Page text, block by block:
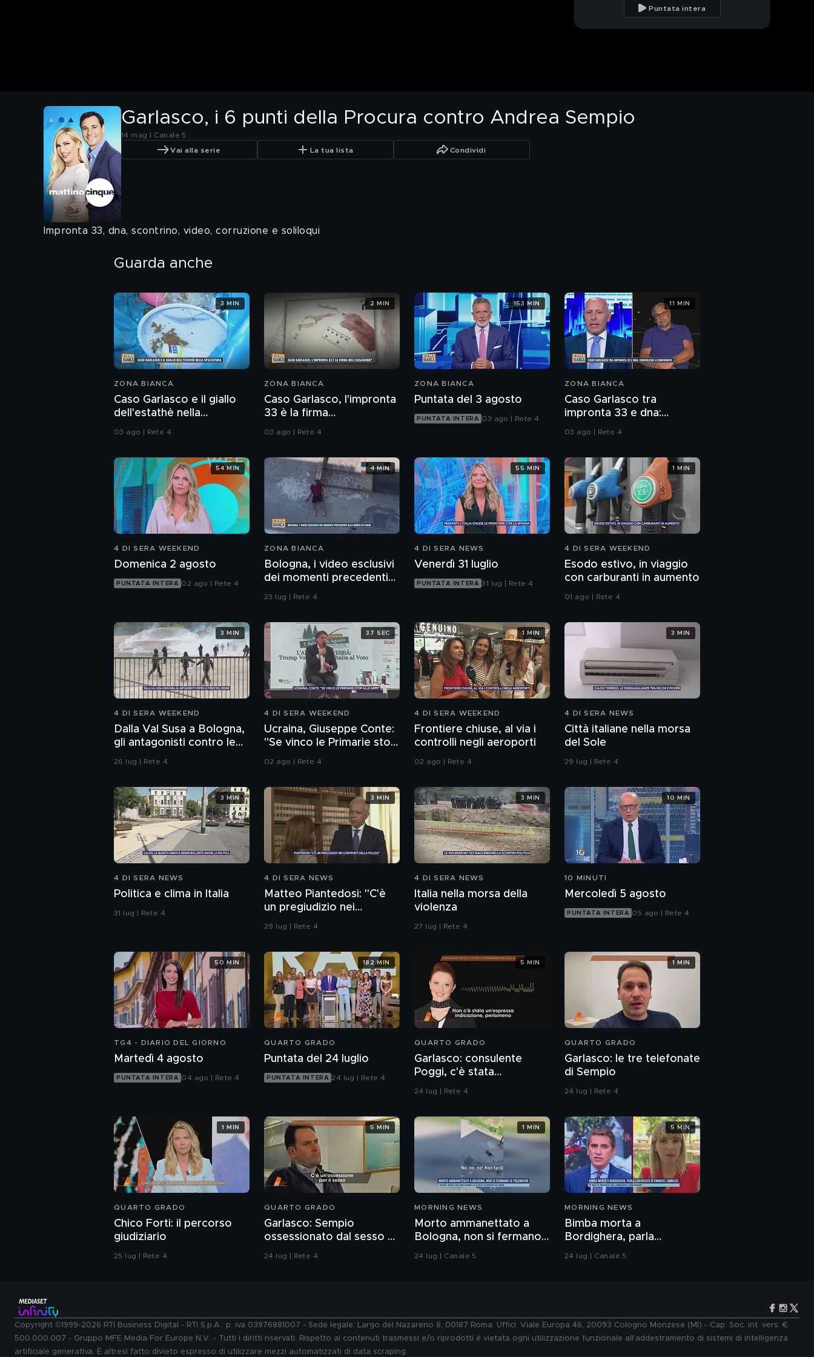
e tensioni
"Le guerre si perdono
sempre", il romanzo di
Andrea Ferrari
Puntata intera
Garlasco, i 6 punti della Procura contro Andrea Sempio
14 mag | Canale 5
Vai alla serie La tua lista Condividi
Impronta 33, dna, scontrino, video, corruzione e soliloqui
Guarda anche
ZONA BIANCA
Caso Garlasco e il giallo
dell'estathè nella
spazzatura
03 ago | Rete 4
3 MIN
ZONA BIANCA
Caso Garlasco, l'impronta
33 è la firma
dell'assassino?
03 ago | Rete 4
2 MIN
ZONA BIANCA
Puntata del 3 agosto
PUNTATA INTERA 03 ago | Rete 4
153 MIN
ZONA BIANCA
Caso Garlasco tra
impronta 33 e dna:
consulenze a confronto
03 ago | Rete 4
11 MIN
4 DI SERA WEEKEND
Domenica 2 agosto
PUNTATA INTERA 02 ago | Rete 4
54 MIN
ZONA BIANCA
Bologna, i video esclusivi
dei momenti precedenti
alla morte di Fakir
23 lug | Rete 4
4 MIN
4 DI SERA NEWS
Venerdì 31 luglio
PUNTATA INTERA 31 lug | Rete 4
55 MIN
4 DI SERA WEEKEND
Esodo estivo, in viaggio
con carburanti in aumento
01 ago | Rete 4
1 MIN
4 DI SERA WEEKEND
Dalla Val Susa a Bologna,
gli antagonisti contro le
forze dell'ordine
26 lug | Rete 4
3 MIN
4 DI SERA WEEKEND
Ucraina, Giuseppe Conte:
"Se vinco le Primarie stop
alle armi"
02 ago | Rete 4
37 SEC
4 DI SERA WEEKEND
Frontiere chiuse, al via i
controlli negli aeroporti
02 ago | Rete 4
1 MIN
4 DI SERA NEWS
Città italiane nella morsa
del Sole
29 lug | Rete 4
3 MIN
4 DI SERA NEWS
Politica e clima in Italia
31 lug | Rete 4
3 MIN
4 DI SERA NEWS
Matteo Piantedosi: "C'è
un pregiudizio nei
confronti della polizia"
29 lug | Rete 4
3 MIN
4 DI SERA NEWS
Italia nella morsa della
violenza
27 lug | Rete 4
3 MIN
10 MINUTI
Mercoledì 5 agosto
PUNTATA INTERA 05 ago | Rete 4
10 MIN
TG4 - DIARIO DEL GIORNO
Martedì 4 agosto
PUNTATA INTERA 04 ago | Rete 4
50 MIN
QUARTO GRADO
Puntata del 24 luglio
PUNTATA INTERA 24 lug | Rete 4
182 MIN
QUARTO GRADO
Garlasco: consulente
Poggi, c'è stata
contaminazione sulle
24 lug | Rete 4
5 MIN
QUARTO GRADO
Garlasco: le tre telefonate
di Sempio
24 lug | Rete 4
1 MIN
QUARTO GRADO
Chico Forti: il percorso
giudiziario
25 lug | Rete 4
1 MIN
QUARTO GRADO
Garlasco: Sempio
ossessionato dal sesso o
ragazzo rispettoso?
24 lug | Rete 4
5 MIN
MORNING NEWS
Morto ammanettato a
Bologna, non si fermano
le polemiche
24 lug | Canale 5
1 MIN
MORNING NEWS
Bimba morta a
Bordighera, parla
l'avvocato di Emanuel
24 lug | Canale 5
5 MIN
Copyright ©1999-2026 RTI Business Digital - RTI S.p.A.: p. iva 03976881007 - Sede legale: Largo del Nazareno 8, 00187 Roma. Uffici: Viale Europa 46, 20093 Cologno Monzese (MI) - Cap. Soc. int. vers. €
500.000.007 - Gruppo MFE Media For Europe N.V. - Tutti i diritti riservati. Rispetto ai contenuti trasmessi e/o riprodotti è vietata ogni utilizzazione funzionale all'addestramento di sistemi di intelligenza
artificiale generativa. È altresì fatto divieto espresso di utilizzare mezzi automatizzati di data scraping.